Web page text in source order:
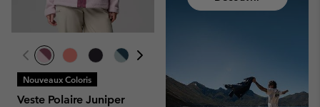
Nouveaux Coloris
Veste Polaire Juniper